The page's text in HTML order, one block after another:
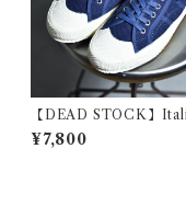
【DEAD STOCK】
avy Sailor Shoes イタ
セーラーシューズ
¥7,800